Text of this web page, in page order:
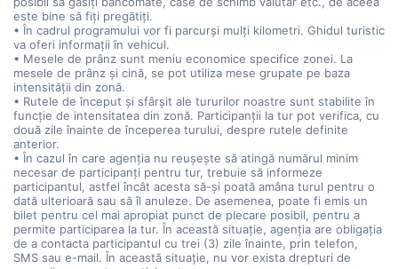
este bine să fiți pregătiți.
• În cadrul programului vor fi parcurși mulți kilometri. Ghidul turistic
va oferi informații în vehicul.
• Mesele de prânz sunt meniu economice specifice zonei. La
mesele de prânz și cină, se pot utiliza mese grupate pe baza
intensității din zonă.
• Rutele de început și sfârșit ale tururilor noastre sunt stabilite în
funcție de intensitatea din zonă. Participanții la tur pot verifica, cu
două zile înainte de începerea turului, despre rutele definite
anterior.
• În cazul în care agenția nu reușește să atingă numărul minim
necesar de participanți pentru tur, trebuie să informeze
participantul, astfel încât acesta să-și poată amâna turul pentru o
dată ulterioară sau să îl anuleze. De asemenea, poate fi emis un
bilet pentru cel mai apropiat punct de plecare posibil, pentru a
permite participarea la tur. În această situație, agenția are obligația
de a contacta participantul cu trei (3) zile înainte, prin telefon,
SMS sau e-mail. În această situație, nu vor exista drepturi de